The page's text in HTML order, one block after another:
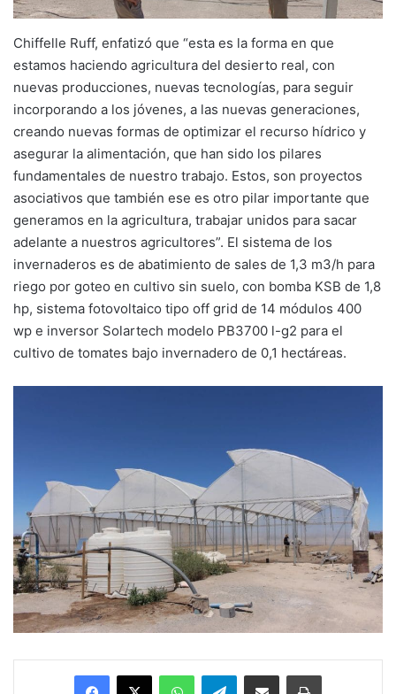
Chiffelle Ruff, enfatizó que “esta es la forma en que
estamos haciendo agricultura del desierto real, con
nuevas producciones, nuevas tecnologías, para seguir
incorporando a los jóvenes, a las nuevas generaciones,
creando nuevas formas de optimizar el recurso hídrico y
asegurar la alimentación, que han sido los pilares
fundamentales de nuestro trabajo. Estos, son proyectos
asociativos que también ese es otro pilar importante que
generamos en la agricultura, trabajar unidos para sacar
adelante a nuestros agricultores”. El sistema de los
invernaderos es de abatimiento de sales de 1,3 m3/h para
riego por goteo en cultivo sin suelo, con bomba KSB de 1,8
hp, sistema fotovoltaico tipo off grid de 14 módulos 400
wp e inversor Solartech modelo PB3700 l-g2 para el
cultivo de tomates bajo invernadero de 0,1 hectáreas.
Facebook
X WhatsAppTelegramEnviar vía email Imprimir